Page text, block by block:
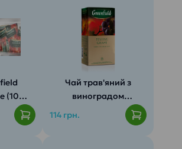
(100
Чай трав'яний з
виноградом
Greenfield Festive
Grape (25 пак.)
114 грн.